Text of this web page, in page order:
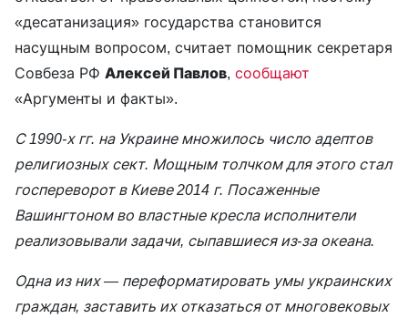
«десатанизация» государства становится
насущным вопросом, считает помощник секретаря
Совбеза РФ Алексей Павлов, сообщают
«Аргументы и факты».
С 1990-х гг. на Украине множилось число адептов
религиозных сект. Мощным толчком для этого стал
госпереворот в Киеве 2014 г. Посаженные
Вашингтоном во властные кресла исполнители
реализовывали задачи, сыпавшиеся из-за океана.
Одна из них — переформатировать умы украинских
граждан, заставить их отказаться от многовековых